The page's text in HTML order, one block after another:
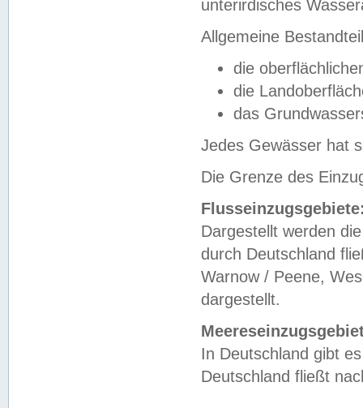
unterirdisches
Allgemeine
die
die
das
Jedes Gewässer hat
Die Grenze des
Dargestellt werden
durch Deutschland
Warnow / Peene,
dargestellt.
In Deutschland gibt
Deutschland fließt